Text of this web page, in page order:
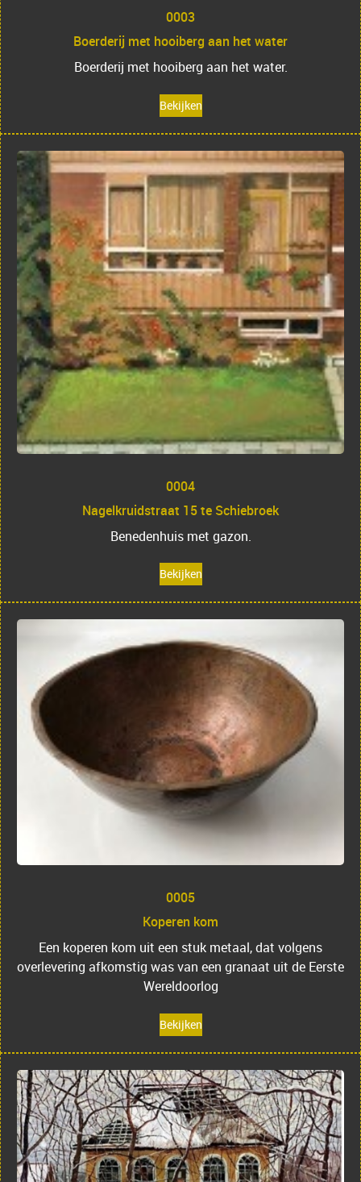
0003
Boerderij met hooiberg aan het water
Boerderij met hooiberg aan het water.
Bekijken
0004
Nagelkruidstraat 15 te Schiebroek
Benedenhuis met gazon.
Bekijken
0005
Koperen kom
Een koperen kom uit een stuk metaal, dat volgens
overlevering afkomstig was van een granaat uit de Eerste
Wereldoorlog
Bekijken